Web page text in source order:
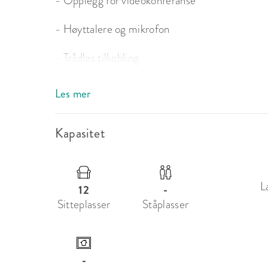
- Høyttalere og mikrofon
- Trådløs tilkobling
- Tilkobling for flere skjermer, med opptil fire
- Touch skjermer, med mulighet for å skrive,
- Digitale whiteboard, med mulighet for å dele
Om Sjølyst Møtesenter
Møtelokalene på Sjølyst Møtesenter har fått
elementene. Møterommene er helt
elementer. Lekkert, men samtidig behagelig
beste arbeidsmiljøet.
Les mer
Kapasitet
12
Sitteplasser
-
Ståplasser
-